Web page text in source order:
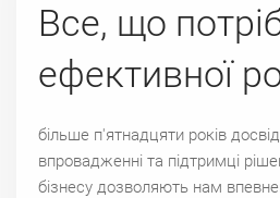
Все, що
ефективної
бiльше п'ятнадцяти рокiв
впровадженнi та пiдтримцi
бiзнесу дозволяють нам